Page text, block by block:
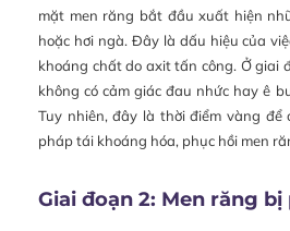
mặt men răng bắt đầu xuất hiện
hoặc hơi ngà. Đây là dấu hiệu của
khoáng chất do axit tấn công. Ở giai
không có cảm giác đau nhức hay ê
Tuy nhiên, đây là thời điểm vàng để
pháp tái khoáng hóa, phục hồi men
Giai đoạn 2: Men răng bị